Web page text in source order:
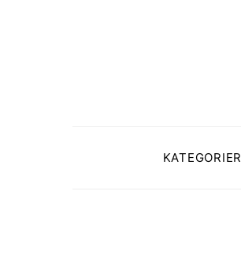
KATEGORIER